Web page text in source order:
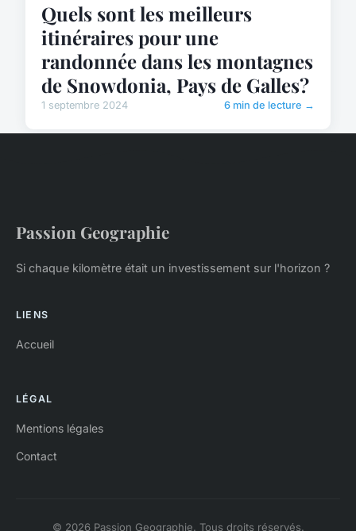
Quels sont les meilleurs
itinéraires pour une
randonnée dans les montagnes
de Snowdonia, Pays de Galles?
1 septembre 2024 6 min de lecture →
Passion Geographie
Si chaque kilomètre était un investissement sur l'horizon ?
LIENS
Accueil
LÉGAL
Mentions légales
Contact
© 2026 Passion Geographie. Tous droits réservés.